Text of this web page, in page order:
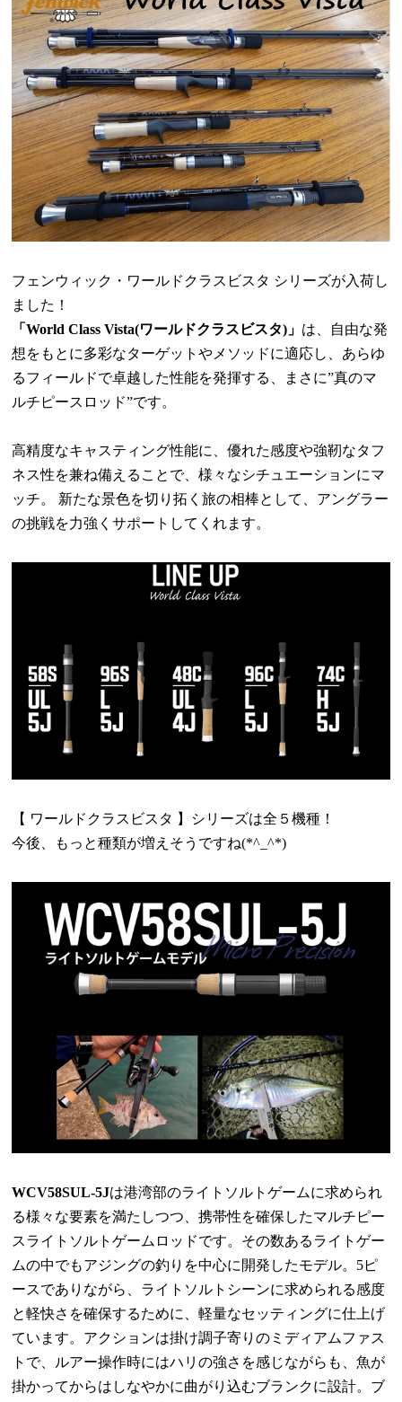
フェンウィック・ワールドクラスビスタ シリーズが入荷し
ました！
「World Class Vista(ワールドクラスビスタ) 」 は、自由な発
想をもとに多彩なターゲットやメソッドに適応し、あらゆ
るフィールドで卓越した性能を発揮する、まさに”真のマ
ルチピースロッド”です。
高精度なキャスティング性能に、優れた感度や強靭なタフ
ネス性を兼ね備えることで、様々なシチュエーションにマ
ッチ。 新たな景色を切り拓く旅の相棒として、アングラー
の挑戦を力強くサポートしてくれます。
【 ワールドクラスビスタ 】シリーズは全５機種！
今後、もっと種類が増えそうですね(*^_^*)
WCV58SUL-5Jは港湾部のライトソルトゲームに求められ
る様々な要素を満たしつつ、携帯性を確保したマルチピー
スライトソルトゲームロッドです。その数あるライトゲー
ムの中でもアジングの釣りを中心に開発したモデル。 5ピ
ースでありながら、ライトソルトシーンに求められる感度
と軽快さを確保するために、軽量なセッティングに仕上げ
ています。アクションは掛け調子寄りのミディアムファス
トで、ルアー操作時にはハリの強さを感じながらも、魚が
掛かってからはしなやかに曲がり込むブランクに設計。ブ